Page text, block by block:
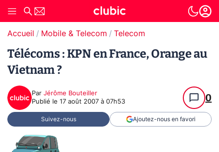
Accueil Mobile & Telecom Telecom
Télécoms : KPN en France, Orange au
Vietnam ?
Par Jérôme Bouteiller
Publié le 17 août 2007 à 07h53 0
Suivez-nous Ajoutez-nous en favori